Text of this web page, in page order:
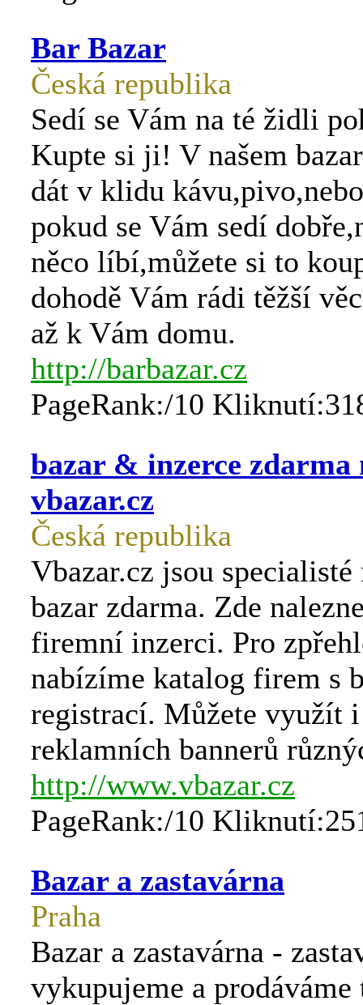
Bar Bazar
Česká republika
Sedí se Vám na té židli
Kupte si ji! V našem
dát v klidu
pokud se Vám sedí
něco líbí,můžete si to
dohodě Vám rádi těžší
až k Vám domu.
http://barbazar.cz
PageRank:/10
bazar & inzerce zdarma
vbazar.cz
Česká republika
Vbazar.cz jsou
bazar zdarma. Zde
firemní inzerci. Pro
nabízíme katalog firem s
registrací. Můžete využít
reklamních bannerů
http://www.vbazar.cz
PageRank:/10
Bazar a zastavárna
Praha
Bazar a zastavárna -
vykupujeme a prodáváme